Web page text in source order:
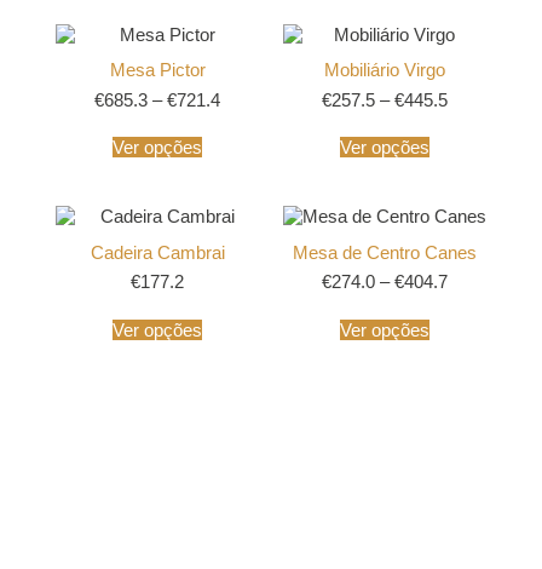
Mesa Pictor
€685.3 – €721.4
Ver opções
Mobiliário Virgo
€257.5 – €445.5
Ver opções
Cadeira Cambrai
€177.2
Ver opções
Mesa de Centro Canes
€274.0 – €404.7
Ver opções